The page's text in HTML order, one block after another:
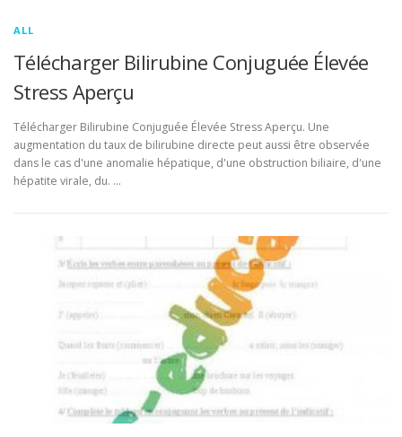
ALL
Télécharger Bilirubine Conjuguée Élevée
Stress Aperçu
Télécharger Bilirubine Conjuguée Élevée Stress Aperçu. Une
augmentation du taux de bilirubine directe peut aussi être observée
dans le cas d'une anomalie hépatique, d'une obstruction biliaire, d'une
hépatite virale, du. …